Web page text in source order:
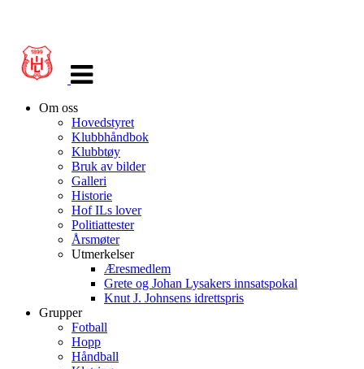
navigasjon
Om oss
Hovedstyret
Klubbhåndbok
Klubbtøy
Bruk av bilder
Galleri
Historie
Hof ILs lover
Politiattester
Årsmøter
Utmerkelser
Æresmedlem
Grete og Johan Lysakers innsatspokal
Knut J. Johnsens idrettspris
Grupper
Fotball
Hopp
Håndball